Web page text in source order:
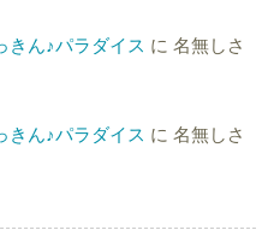
ん♪パラダイス に 名無しさ
ん♪パラダイス に 名無しさ